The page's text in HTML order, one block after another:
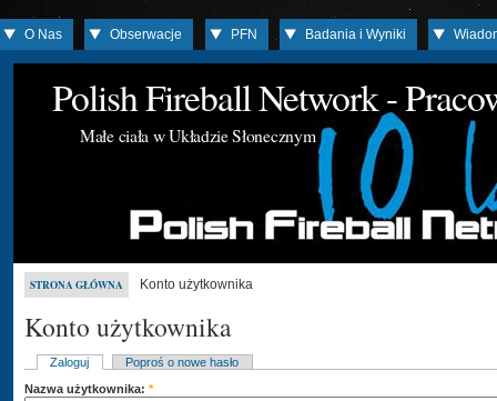
O Nas Obserwacje PFN Badania i Wyniki
Polish Fireball Network -
Małe ciała w Układzie Słonecznym
STRONA GŁÓWNA Konto użytkownika
Konto użytkownika
Zaloguj
Poproś o nowe hasło
Nazwa użytkownika: *